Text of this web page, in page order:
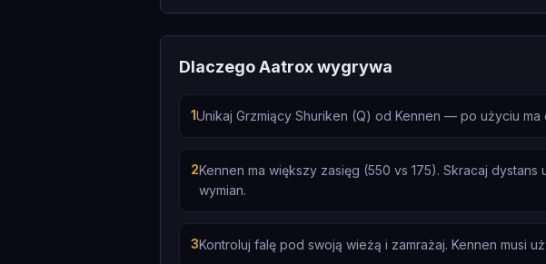
Dlaczego Aatrox wygrywa
1Unikaj Grzmiący Shuriken (Q) od Kennen — po użyciu
2Kennen ma większy zasięg (550 vs 175). Skracaj
wymian.
3Kontroluj falę pod swoją wieżą i zamrażaj. Kennen musi